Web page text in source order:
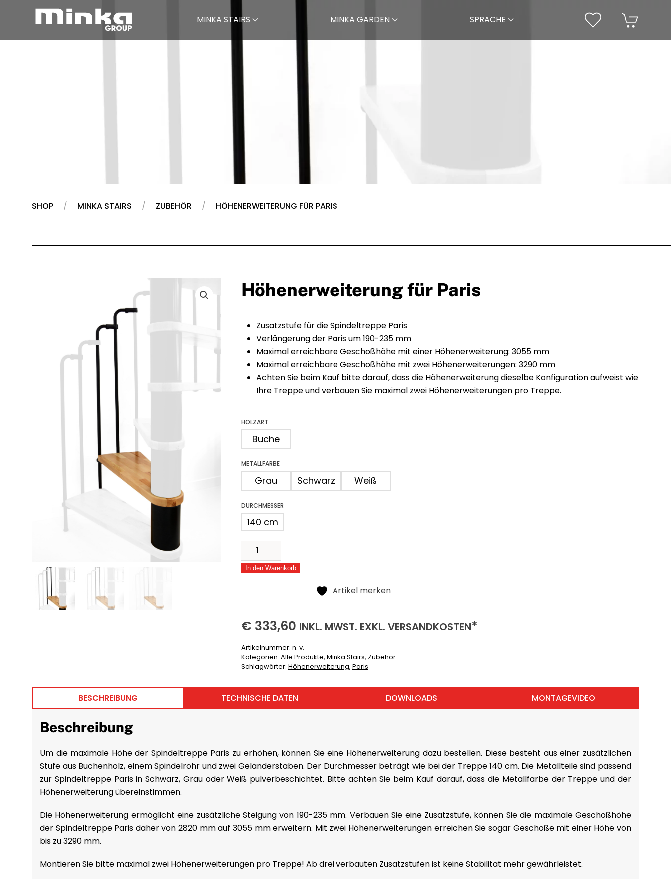
Zum Inhalt springen MINKA STAIRS MINKA GARDEN SPRACHE
SHOP MINKA STAIRS ZUBEHÖR HÖHENERWEITERUNG FÜR PARIS
Höhenerweiterung für Paris
Zusatzstufe für die Spindeltreppe Paris
Verlängerung der Paris um 190-235 mm
Maximal erreichbare Geschoßhöhe mit einer Höhenerweiterung: 3055 mm
Maximal erreichbare Geschoßhöhe mit zwei Höhenerweiterungen: 3290 mm
Achten Sie beim Kauf bitte darauf, dass die Höhenerweiterung dieselbe Konfiguration aufweist wie
Ihre Treppe und verbauen Sie maximal zwei Höhenerweiterungen pro Treppe.
HOLZART
Buche
METALLFARBE
Grau Schwarz Weiß
DURCHMESSER
140 cm
Höhenerweiterung
für
Paris
In den Warenkorb
Artikel merken
€ 333,60333,60
INKL. (INKLUSIVE)
MWST. EXKL. (EXKLUSIVE)
VERSANDKOSTEN*
Artikelnummer: n. v.
Kategorien: Alle Produkte, Minka Stairs, Zubehör
Schlagwörter: Höhenerweiterung, Paris
BESCHREIBUNG TECHNISCHE DATEN DOWNLOADS MONTAGEVIDEO
Beschreibung
Um die maximale Höhe der Spindeltreppe Paris zu erhöhen, können Sie eine Höhenerweiterung dazu bestellen. Diese besteht aus einer zusätzlichen
Stufe aus Buchenholz, einem Spindelrohr und zwei Geländerstäben. Der Durchmesser beträgt wie bei der Treppe 140 cm. Die Metallteile sind passend
zur Spindeltreppe Paris in Schwarz, Grau oder Weiß pulverbeschichtet. Bitte achten Sie beim Kauf darauf, dass die Metallfarbe der Treppe und der
Höhenerweiterung übereinstimmen.
Die Höhenerweiterung ermöglicht eine zusätzliche Steigung von 190-235 mm. Verbauen Sie eine Zusatzstufe, können Sie die maximale Geschoßhöhe
der Spindeltreppe Paris daher von 2820 mm auf 3055 mm erweitern. Mit zwei Höhenerweiterungen erreichen Sie sogar Geschoße mit einer Höhe von
bis zu 3290 mm.
Montieren Sie bitte maximal zwei Höhenerweiterungen pro Treppe! Ab drei verbauten Zusatzstufen ist keine Stabilität mehr gewährleistet.